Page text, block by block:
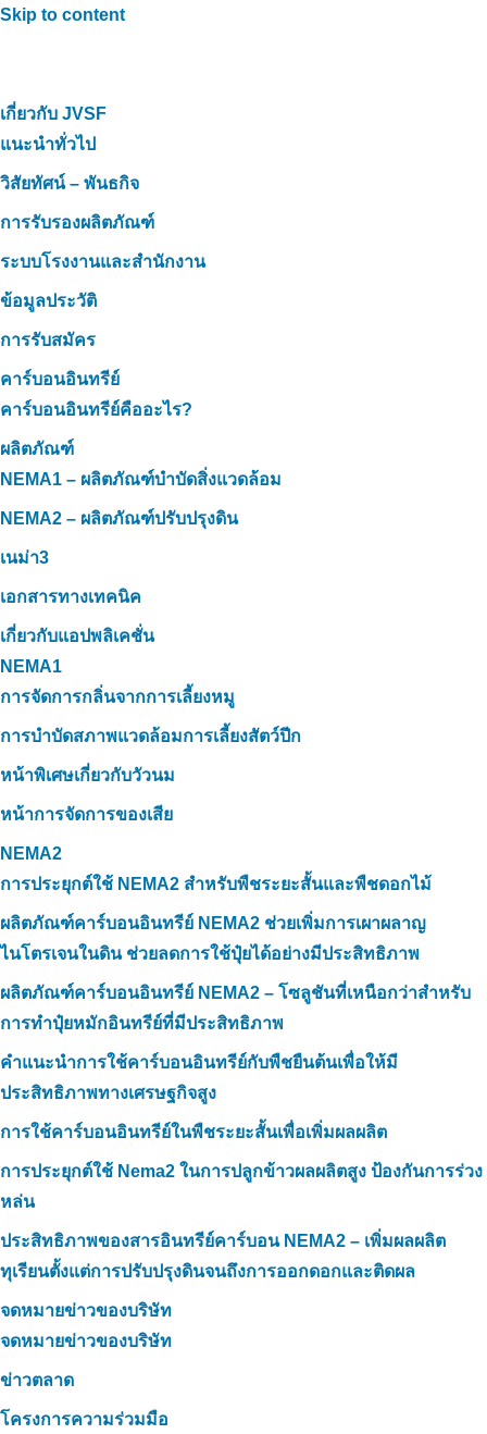
Skip to content
เกี่ยวกับ JVSF
แนะนำทั่วไป
วิสัยทัศน์ – พันธกิจ
การรับรองผลิตภัณฑ์
ระบบโรงงานและสำนักงาน
ข้อมูลประวัติ
การรับสมัคร
คาร์บอนอินทรีย์
คาร์บอนอินทรีย์คืออะไร?
ผลิตภัณฑ์
NEMA1 – ผลิตภัณฑ์บำบัดสิ่งแวดล้อม
NEMA2 – ผลิตภัณฑ์ปรับปรุงดิน
เนม่า3
เอกสารทางเทคนิค
เกี่ยวกับแอปพลิเคชั่น
NEMA1
การจัดการกลิ่นจากการเลี้ยงหมู
การบำบัดสภาพแวดล้อมการเลี้ยงสัตว์ปีก
หน้าพิเศษเกี่ยวกับวัวนม
หน้าการจัดการของเสีย
NEMA2
การประยุกต์ใช้ NEMA2 สำหรับพืชระยะสั้นและพืชดอกไม้
ผลิตภัณฑ์คาร์บอนอินทรีย์ NEMA2 ช่วยเพิ่มการเผาผลาญ
ไนโตรเจนในดิน ช่วยลดการใช้ปุ๋ยได้อย่างมีประสิทธิภาพ
ผลิตภัณฑ์คาร์บอนอินทรีย์ NEMA2 – โซลูชันที่เหนือกว่าสำหรับ
การทำปุ๋ยหมักอินทรีย์ที่มีประสิทธิภาพ
คำแนะนำการใช้คาร์บอนอินทรีย์กับพืชยืนต้นเพื่อให้มี
ประสิทธิภาพทางเศรษฐกิจสูง
การใช้คาร์บอนอินทรีย์ในพืชระยะสั้นเพื่อเพิ่มผลผลิต
การประยุกต์ใช้ Nema2 ในการปลูกข้าวผลผลิตสูง ป้องกันการร่วง
หล่น
ประสิทธิภาพของสารอินทรีย์คาร์บอน NEMA2 – เพิ่มผลผลิต
ทุเรียนตั้งแต่การปรับปรุงดินจนถึงการออกดอกและติดผล
จดหมายข่าวของบริษัท
จดหมายข่าวของบริษัท
ข่าวตลาด
โครงการความร่วมมือ